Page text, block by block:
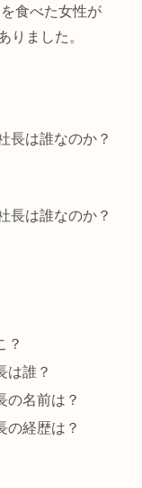
食べた女性が
りました。
長は誰なのか？
長は誰なのか？
？
は誰？
の名前は？
の経歴は？